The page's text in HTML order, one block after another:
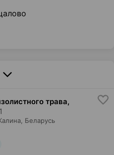
трава,
1
, Беларусь